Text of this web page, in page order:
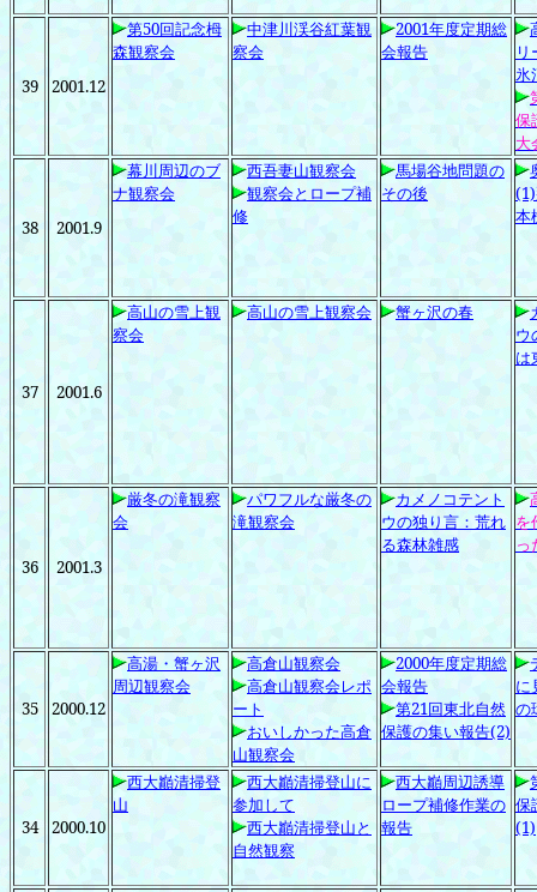
39 2001.12
第50回記念栂
森観察会
中津川渓谷紅葉観
察会
2001年度定期総
会報告
氷
保
大
38 2001.9
幕川周辺のブ
ナ観察会
西吾妻山観察会
観察会とロープ補
修
馬場谷地問題の
その後
(1)
本
37 2001.6
高山の雪上観
察会
高山の雪上観察会 蟹ヶ沢の春
ウ
は
36 2001.3
厳冬の滝観察
会
パワフルな厳冬の
滝観察会
カメノコテント
ウの独り言：荒れ
る森林雑感
を
っ
35 2000.12
高湯・蟹ヶ沢
周辺観察会
高倉山観察会
高倉山観察会レポ
ート
おいしかった高倉
山観察会
2000年度定期総
会報告
第21回東北自然
保護の集い報告(2)
に
の
34 2000.10
西大巓清掃登
山
西大巓清掃登山に
参加して
西大巓清掃登山と
自然観察
西大巓周辺誘導
ロープ補修作業の
報告
保
(1)